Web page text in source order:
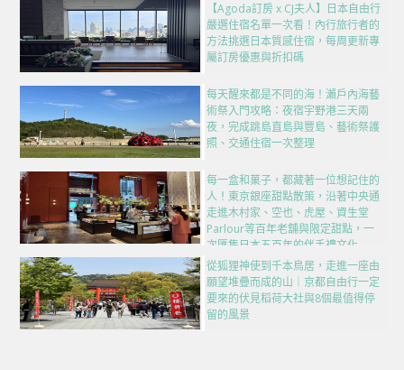
【Agoda訂房 x CJ夫人】日本自由行
嚴選住宿名單一次看！內行旅行者的
方法挑選日本質感住宿，每周更新專
屬訂房優惠與折扣碼
每天醒來都是不同的海！瀨戶內海藝
術祭入門攻略：夜宿宇野港三天兩
夜，完成跳島直島與豐島、藝術祭護
照、交通住宿一次整理
每一盒和菓子，都藏著一位想記住的
人！東京銀座甜點散策，沿著中央通
走進木村家、空也、虎屋、資生堂
Parlour等百年老舖與限定甜點，一
次匯集日本五百年的伴手禮文化
從狐狸神使到千本鳥居，走進一座由
願望堆疊而成的山｜京都自由行一定
要來的伏見稻荷大社與8個最值得停
留的風景